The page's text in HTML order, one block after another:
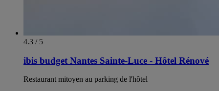
4.3 / 5
ibis budget Nantes Sainte-Luce - Hôtel Rénové
Restaurant mitoyen au parking de l'hôtel